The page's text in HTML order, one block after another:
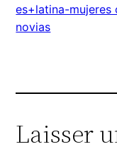
es+latina-mujeres
novias
Laisser